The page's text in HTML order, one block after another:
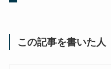
この記事を書いた人